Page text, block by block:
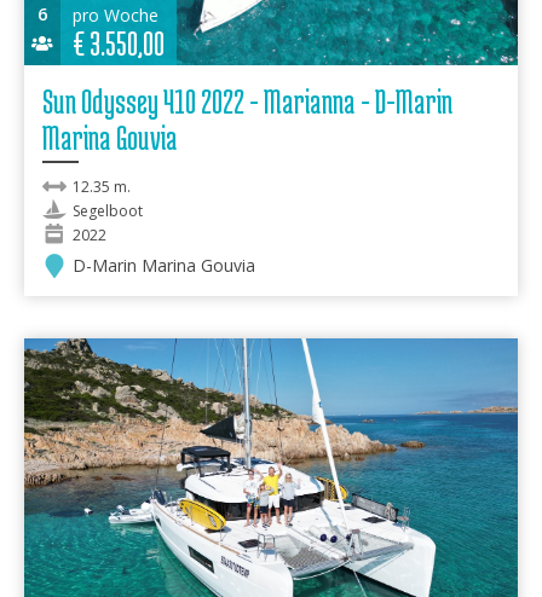
6 pro Woche
€3.550,00
Sun Odyssey 410 2022 - Marianna - D-Marin
Marina Gouvia
12.35 m.
Segelboot
2022
D-Marin Marina Gouvia